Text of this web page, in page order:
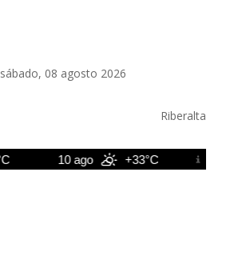
sábado, 08 agosto 2026
Riberalta
10 ago +33°C 11 ago